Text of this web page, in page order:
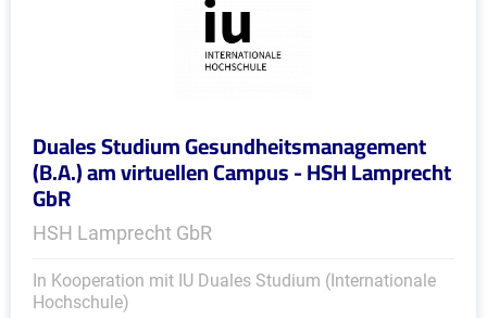
Duales Studium Gesundheitsmanagement
(B.A.) am virtuellen Campus - HSH Lamprecht
GbR
HSH Lamprecht GbR
In Kooperation mit IU Duales Studium (Internationale
Hochschule)